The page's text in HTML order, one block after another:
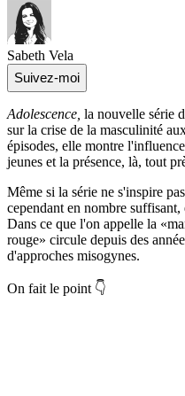
Sabeth Vela
Suivez-moi
Adolescence, la nouvelle série
sur la crise de la masculinité
épisodes, elle montre
jeunes et la présence, là, tout
Même si la série ne s'inspire
cependant en nombre
Dans ce que l'on appelle la
rouge» circule depuis des
d'approches misogynes.
On fait le point 👇